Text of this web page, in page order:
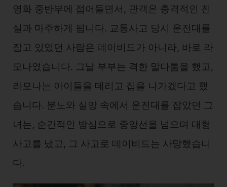
영화 중반부에 접어들면서, 관객은 충격적인 진
실과 마주하게 됩니다. 교통사고 당시 운전대를
잡고 있었던 사람은 데이비드가 아니라, 바로 라
모나였습니다. 그날 부부는 격한 말다툼을 했고,
라모나는 아이들을 데리고 집을 나가겠다고 했
습니다. 분노와 실망 속에서 운전대를 잡았던 그
녀는, 순간적인 방심으로 중앙선을 넘으며 대형
사고를 냈고, 그 사고로 데이비드는 사망했습니
다.